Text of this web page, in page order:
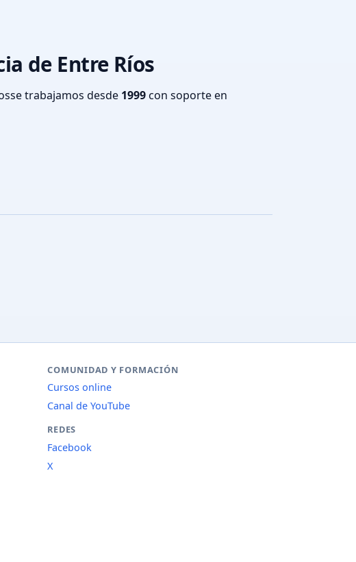
de Entre Ríos
trabajamos desde 1999con soporte en
COMUNIDAD Y FORMACIÓN
Cursos online
Canal de YouTube
REDES
Facebook
X